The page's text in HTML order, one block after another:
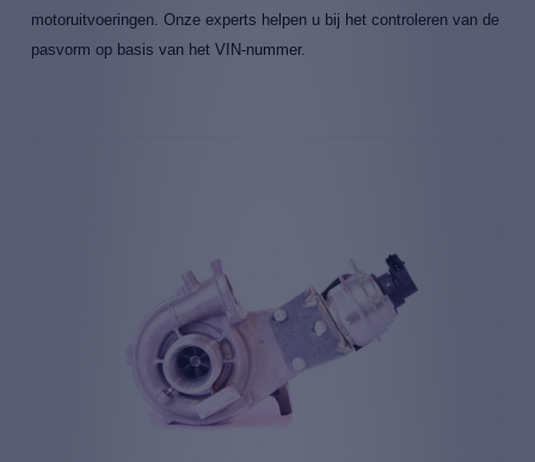
motoruitvoeringen. Onze experts helpen u bij het controleren van de
pasvorm op basis van het VIN-nummer.